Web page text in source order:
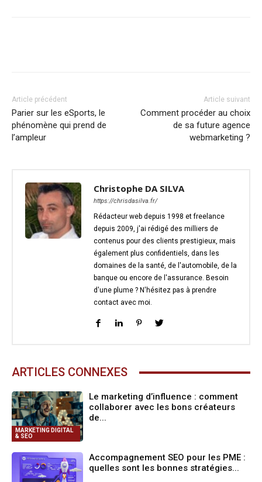
Article précédent
Parier sur les eSports, le
phénomène qui prend de
l’ampleur
Article suivant
Comment procéder au choix
de sa future agence
webmarketing ?
Christophe DA SILVA
https://chrisdasilva.fr/
Rédacteur web depuis 1998 et freelance
depuis 2009, j'ai rédigé des milliers de
contenus pour des clients prestigieux, mais
également plus confidentiels, dans les
domaines de la santé, de l'automobile, de la
banque ou encore de l'assurance. Besoin
d'une plume ? N'hésitez pas à prendre
contact avec moi.
ARTICLES CONNEXES
MARKETING DIGITAL
& SEO
Le marketing d’influence : comment
collaborer avec les bons créateurs
de...
Accompagnement SEO pour les PME :
quelles sont les bonnes stratégies...